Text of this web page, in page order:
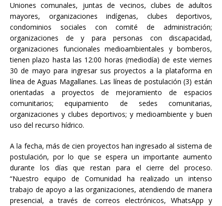
Uniones comunales, juntas de vecinos, clubes de adultos
mayores, organizaciones indígenas, clubes deportivos,
condominios sociales con comité de administración;
organizaciones de y para personas con discapacidad,
organizaciones funcionales medioambientales y bomberos,
tienen plazo hasta las 12:00 horas (mediodía) de este viernes
30 de mayo para ingresar sus proyectos a la plataforma en
línea de Aguas Magallanes. Las líneas de postulación (3) están
orientadas a proyectos de mejoramiento de espacios
comunitarios; equipamiento de sedes comunitarias,
organizaciones y clubes deportivos; y medioambiente y buen
uso del recurso hídrico.
A la fecha, más de cien proyectos han ingresado al sistema de
postulación, por lo que se espera un importante aumento
durante los días que restan para el cierre del proceso.
“Nuestro equipo de Comunidad ha realizado un intenso
trabajo de apoyo a las organizaciones, atendiendo de manera
presencial, a través de correos electrónicos, WhatsApp y